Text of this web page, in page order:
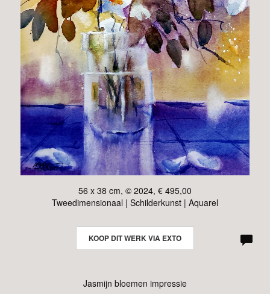
56 x 38 cm, © 2024, € 495,00
Tweedimensionaal | Schilderkunst | Aquarel
KOOP DIT WERK VIA EXTO
Jasmijn bloemen impressie